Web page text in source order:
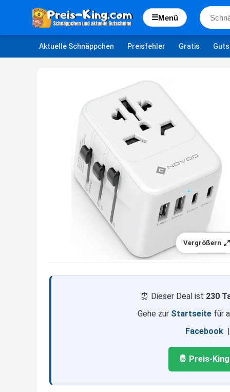
☰Menü
Aktuelle Schnäppchen Preisfehler Gratis
Vergrößern
⏰ Dieser Deal ist 230
Gehe zur Startseite für
Facebook
🤴 Preis-